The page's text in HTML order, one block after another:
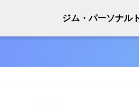
ジム・パーソナル